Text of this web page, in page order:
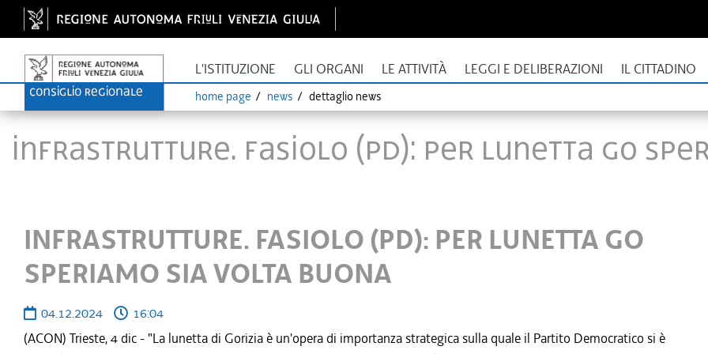
L'ISTITUZIONE GLI ORGANI LE ATTIVITÀ LEGGI E DELIBERAZIONI IL CITTADINO
home page news dettaglio news
INFRASTRUTTURE. FASIOLO (PD): PER LUNETTA GO
INFRASTRUTTURE. FASIOLO (PD): PER LUNETTA GO
SPERIAMO SIA VOLTA BUONA
04.12.2024
16:04
(ACON) Trieste, 4 dic - "La lunetta di Gorizia è un'opera di importanza strategica sulla quale il Partito Democratico si è